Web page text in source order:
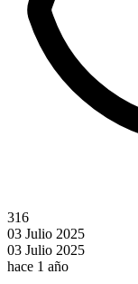
316
03 Julio 2025
03 Julio 2025
hace 1 año